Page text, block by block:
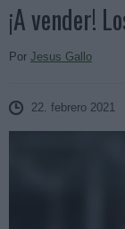
¡A vender!
Por Jesus Gallo
22. febrero 2021